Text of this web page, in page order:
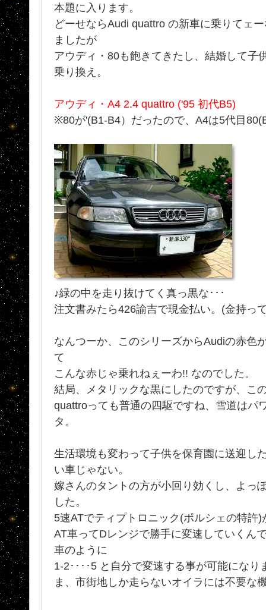
本題に入ります。
どーせならAudi quattro の新車に乗りてェ
ましたが
アウディ・80も飽きてきたし、結婚して子
乗り換え。
アウディ・A4 2.4 quattro ('95 初代B5)
※80が'(B1-B4）だったので、A4は5代目
♪緑の中を走り抜けてく真っ黒な･･･
注文書みたら426諭吉で現金払い。(金持っ
なんつーか、このシリーズからAudiの赤色
て
こんな赤じゃ乗れねぇーわ!! なのでした。
結局、メタリックな黒にしたのですが、こ
quattroっても普通の四駆ですね、雪道はパ
タ。
生活環境も変わって子供を保育園に送迎し
い車じゃない。
嫁さんのタントの方が小回り効くし、よっ
した。
5速ATでティプトロニック(ポルシェの特許
AT車ってDレンジで勝手に変速していくん
車のように
1-2････5 と自分で変速する事が可能になり
ま、市街地しか走らないオイラには不要な